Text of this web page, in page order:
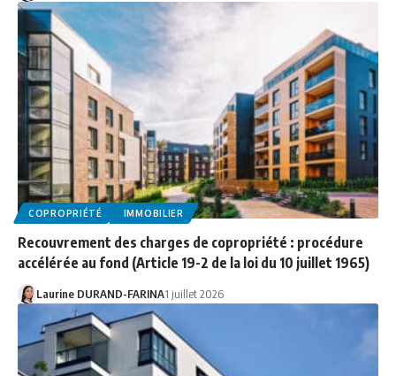
COPROPRIÉTÉ IMMOBILIER
Recouvrement des charges de copropriété : procédure
accélérée au fond (Article 19-2 de la loi du 10 juillet 1965)
Laurine DURAND-FARINA1 juillet 2026